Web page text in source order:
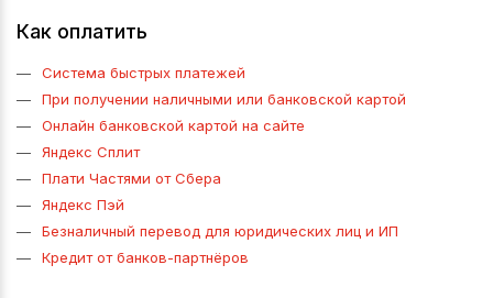
Как оплатить
Система быстрых платежей
При получении наличными или банковской картой
Онлайн банковской картой на сайте
Яндекс Сплит
Плати Частями от Сбера
Яндекс Пэй
Безналичный перевод для юридических лиц и ИП
Кредит от банков-партнёров